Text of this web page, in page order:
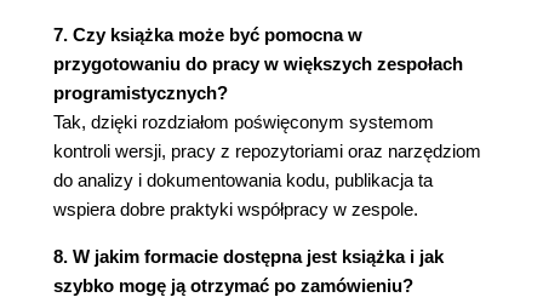
Rozdział 3. Szukanie pomocy (143)
3.1. Wprowadzenie (143)
3.2. Narzędzia pomocy elektronicznej (144)
3.2.1. Strona man (144)
3.2.2. Organizacja stron man (145)
3.2.3. Przeszukiwanie stron man - narzędzie
3.2.4. Poszukiwanie właściwych stron man -
polecenie whatis (151)
7. Czy książka może być pomocna w
przygotowaniu do pracy w większych zespołach
programistycznych?
Tak, dzięki rozdziałom poświęconym systemom
kontroli wersji, pracy z repozytoriami oraz narzędziom
do analizy i dokumentowania kodu, publikacja ta
wspiera dobre praktyki współpracy w zespole.
8. W jakim formacie dostępna jest książka i jak
szybko mogę ją otrzymać po zamówieniu?